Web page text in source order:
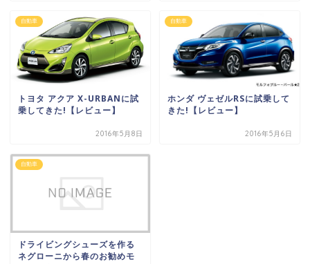
自動車
トヨタ アクア X-URBANに試
乗してきた!【レビュー】
2016年5月8日
自動車
ホンダ ヴェゼルRSに試乗して
きた!【レビュー】
2016年5月6日
自動車
ドライビングシューズを作る
ネグローニから春のお勧めモ